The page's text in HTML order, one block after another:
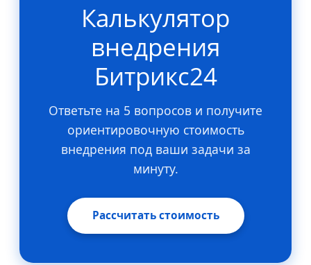
Калькулятор
внедрения
Битрикс24
Ответьте на 5 вопросов и получите
ориентировочную стоимость
внедрения под ваши задачи за
минуту.
Рассчитать стоимость